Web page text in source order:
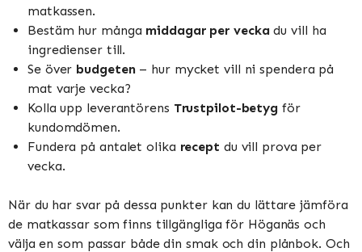
matkassen.
Bestäm hur många middagar per veckadu vill ha
ingredienser till.
Se över budgeten– hur mycket vill ni spendera på
mat varje vecka?
Kolla upp leverantörens Trustpilot-betyg för
kundomdömen.
Fundera på antalet olika recept du vill prova per
vecka.
När du har svar på dessa punkter kan du lättare jämföra
de matkassar som finns tillgängliga för Höganäs och
välja en som passar både din smak och din plånbok. Och